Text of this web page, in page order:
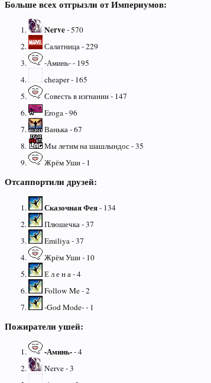
Больше всех отгрызли от Империумов:
Nerve- 570
Салатница - 229
-Аминь- - 195
cheaper - 165
Совесть в изгнании - 147
Eroga - 96
Ванька - 67
Мы летим на шашлындос - 35
Жрём Уши - 1
Отсаппортили друзей:
Сказочная Фея- 134
Плюшечка - 37
Emiliya - 37
Жрём Уши - 10
Е л е н а - 4
Follow Me - 2
-God Mode- - 1
Пожиратели ушей:
-Аминь-- 4
Nerve - 3